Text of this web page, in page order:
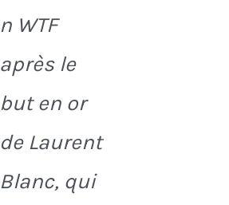
n WTF
après le
but en or
de Laurent
Blanc, qui